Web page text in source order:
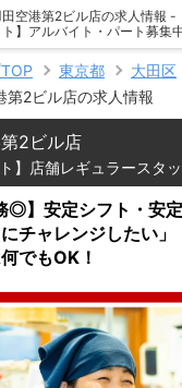
空港第2ビル店の求人情報 -
】アルバイト・パート募集
東京都
大田区
第2ビル店の求人情報
2ビル店
】店舗レギュラースタ
◎】安定シフト・安
チャレンジしたい」
でもOK！